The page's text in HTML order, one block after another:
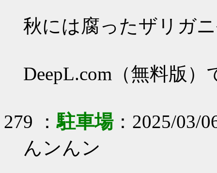
秋には腐ったザリガ
DeepL.com（無料版
279 ：駐車場：2025/03/
んンんン